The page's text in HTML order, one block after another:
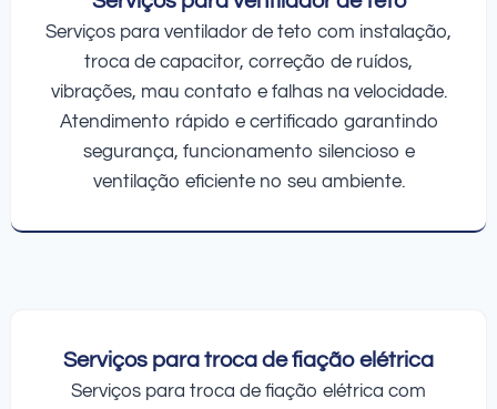
Serviços para ventilador de teto com instalação,
troca de capacitor, correção de ruídos,
vibrações, mau contato e falhas na velocidade.
Atendimento rápido e certificado garantindo
segurança, funcionamento silencioso e
ventilação eficiente no seu ambiente.
Serviços para troca de fiação elétrica
Serviços para troca de fiação elétrica com